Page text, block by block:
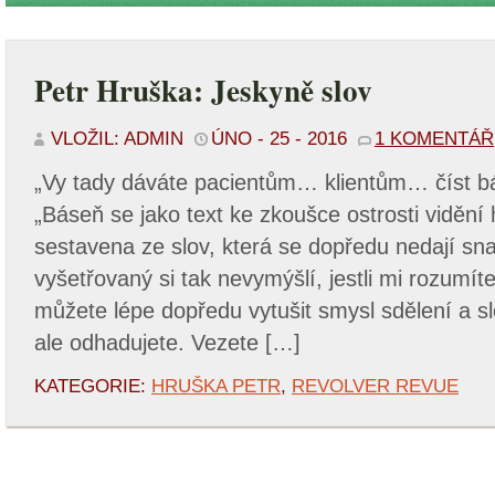
Petr Hruška: Jeskyně slov
VLOŽIL: ADMIN ÚNO - 25 - 2016 1 KOMENTÁŘ
„Vy tady dáváte pacientům… klientům… číst
„Báseň se jako text ke zkoušce ostrosti
sestavena ze slov, která se dopředu nedají
vyšetřovaný si tak nevymýšlí, jestli mi
můžete lépe dopředu vytušit smysl sdělení a
ale odhadujete. Vezete […]
KATEGORIE: HRUŠKA PETR, REVOLVER REVUE